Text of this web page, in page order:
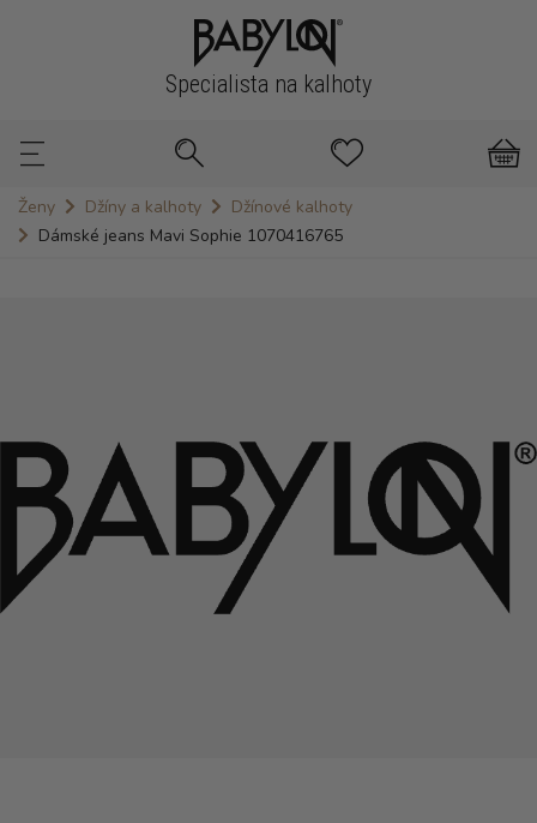
Specialista na kalhoty
Ženy Džíny a kalhoty
Džínové kalhoty
Dámské jeans Mavi Sophie 1070416765